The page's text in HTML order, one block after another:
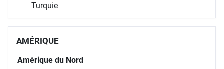
Turquie
AMÉRIQUE
Amérique du Nord